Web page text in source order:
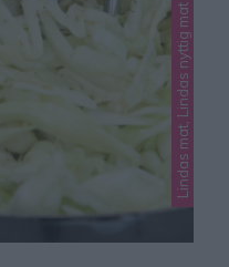
Lindas mat, Lindas nyttig mat